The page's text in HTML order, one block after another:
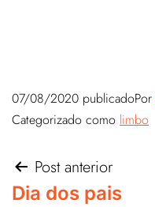
07/08/2020 publicadoPor
Categorizado como limbo
Post anterior
Dia dos pais